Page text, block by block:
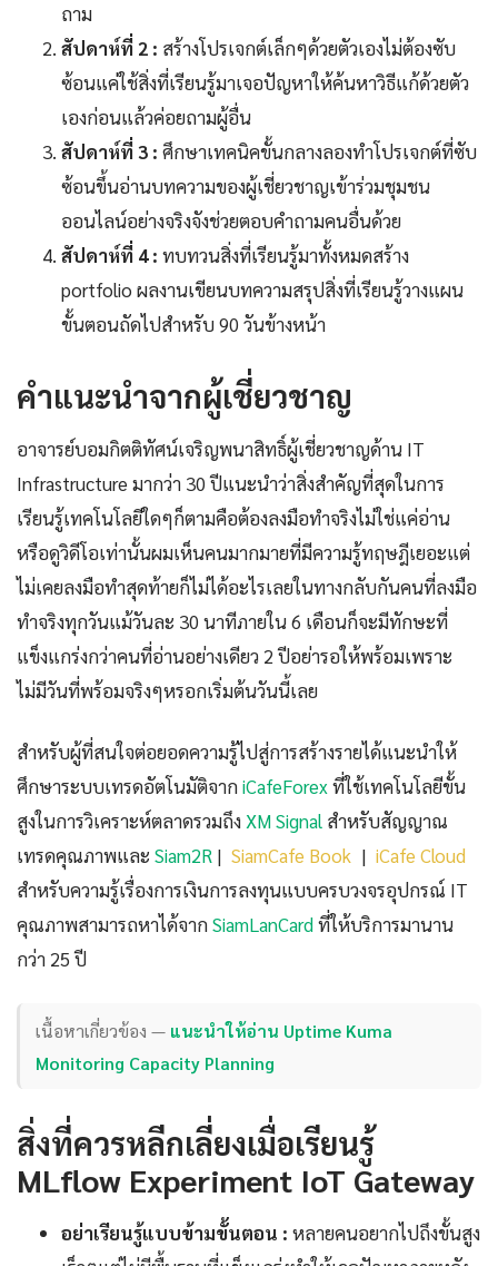
ถาม
สัปดาห์ที่ 2 : สร้างโปรเจกต์เล็กๆด้วยตัวเองไม่ต้องซับ
ซ้อนแค่ใช้สิ่งที่เรียนรู้มาเจอปัญหาให้ค้นหาวิธีแก้ด้วยตัว
เองก่อนแล้วค่อยถามผู้อื่น
สัปดาห์ที่ 3 : ศึกษาเทคนิคขั้นกลางลองทำโปรเจกต์ที่ซับ
ซ้อนขึ้นอ่านบทความของผู้เชี่ยวชาญเข้าร่วมชุมชน
ออนไลน์อย่างจริงจังช่วยตอบคำถามคนอื่นด้วย
สัปดาห์ที่ 4 : ทบทวนสิ่งที่เรียนรู้มาทั้งหมดสร้าง
portfolio ผลงานเขียนบทความสรุปสิ่งที่เรียนรู้วางแผน
ขั้นตอนถัดไปสำหรับ 90 วันข้างหน้า
คำแนะนำจากผู้เชี่ยวชาญ
อาจารย์บอมกิตติทัศน์เจริญพนาสิทธิ์ผู้เชี่ยวชาญด้าน IT
Infrastructure มากว่า 30 ปีแนะนำว่าสิ่งสำคัญที่สุดในการ
เรียนรู้เทคโนโลยีใดๆก็ตามคือต้องลงมือทำจริงไม่ใช่แค่อ่าน
หรือดูวิดีโอเท่านั้นผมเห็นคนมากมายที่มีความรู้ทฤษฎีเยอะแต่
ไม่เคยลงมือทำสุดท้ายก็ไม่ได้อะไรเลยในทางกลับกันคนที่ลงมือ
ทำจริงทุกวันแม้วันละ 30 นาทีภายใน 6 เดือนก็จะมีทักษะที่
แข็งแกร่งกว่าคนที่อ่านอย่างเดียว 2 ปีอย่ารอให้พร้อมเพราะ
ไม่มีวันที่พร้อมจริงๆหรอกเริ่มต้นวันนี้เลย
สำหรับผู้ที่สนใจต่อยอดความรู้ไปสู่การสร้างรายได้แนะนำให้
ศึกษาระบบเทรดอัตโนมัติจากiCafeForex ที่ใช้เทคโนโลยีขั้น
สูงในการวิเคราะห์ตลาดรวมถึง XM Signal สำหรับสัญญาณ
เทรดคุณภาพและ Siam2R | SiamCafe Book | iCafe Cloud
สำหรับความรู้เรื่องการเงินการลงทุนแบบครบวงจรอุปกรณ์ IT
คุณภาพสามารถหาได้จากSiamLanCardที่ให้บริการมานาน
กว่า 25 ปี
เนื้อหาเกี่ยวข้อง — แนะนำให้อ่าน Uptime Kuma
Monitoring Capacity Planning
สิ่งที่ควรหลีกเลี่ยงเมื่อเรียนรู้
MLflow Experiment IoT Gateway
อย่าเรียนรู้แบบข้ามขั้นตอน : หลายคนอยากไปถึงขั้นสูง